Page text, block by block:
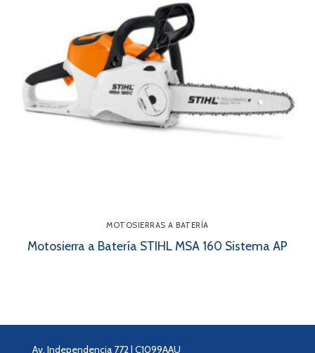
MOTOSIERRAS A BATERÍA
Motosierra a Batería STIHL MSA 160 Sistema AP
Av. Independencia 772 | C1099AAU